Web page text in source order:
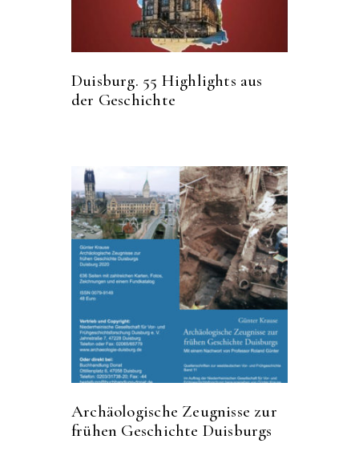
Duisburg. 55 Highlights aus
der Geschichte
Archäologische Zeugnisse zur
frühen Geschichte Duisburgs